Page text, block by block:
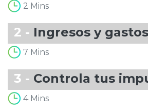
2 Mins
2 - Ingresos y gastos
7 Mins
3 - Controla tus
4 Mins